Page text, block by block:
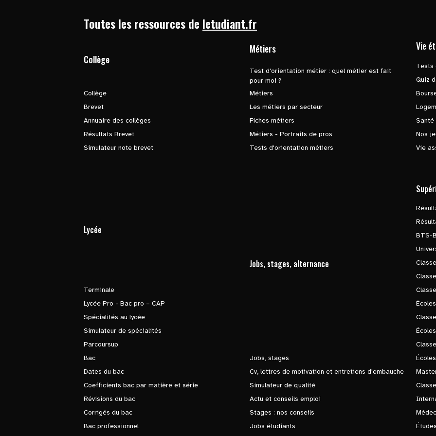
Toutes les ressources de letudiant.fr
Collège
Collège
Brevet
Annuaire des collèges
Résultats Brevet
Simulateur note brevet
Métiers
Test d'orientation métier : quel métier est fait
pour moi ?
Métiers
Les métiers par secteur
Fiches métiers
Métiers - Portraits de pros
Tests d'orientation métiers
Vie
Tests
Quiz
Santé
Nos
Vie
Lycée
Terminale
Lycée Pro - Bac pro – CAP
Spécialités au lycée
Simulateur de spécialités
Parcoursup
Bac
Dates du bac
Coefficients bac par matière et série
Révisions du bac
Corrigés du bac
Bac professionnel
Jobs, stages, alternance
Jobs, stages
Cv, lettres de motivation et entretiens d'embauche
Simulateur de qualité
Actu et conseils emploi
Stages : nos conseils
Jobs étudiants
BTS-